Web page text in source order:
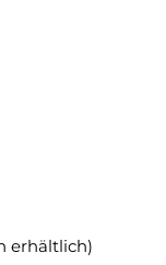
erhältlich)